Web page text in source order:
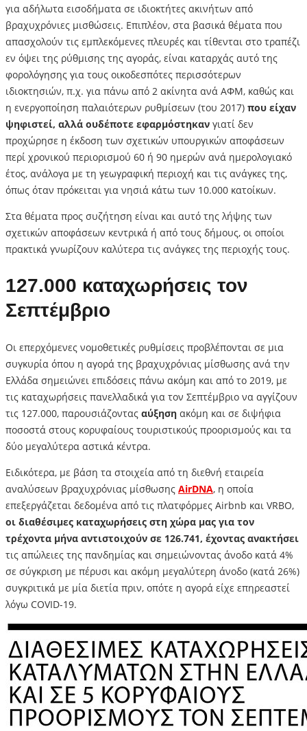
για αδήλωτα εισοδήματα σε ιδιοκτήτες ακινήτων από
βραχυχρόνιες μισθώσεις. Επιπλέον, στα βασικά θέματα που
απασχολούν τις εμπλεκόμενες πλευρές και τίθενται στο τραπέζι
εν όψει της ρύθμισης της αγοράς, είναι καταρχάς αυτό της
φορολόγησης για τους οικοδεσπότες περισσότερων
ιδιοκτησιών, π.χ. για πάνω από 2 ακίνητα ανά ΑΦΜ, καθώς και
η ενεργοποίηση παλαιότερων ρυθμίσεων (του 2017) που είχαν
ψηφιστεί, αλλά ουδέποτε εφαρμόστηκαν γιατί δεν
προχώρησε η έκδοση των σχετικών υπουργικών αποφάσεων
περί χρονικού περιορισμού 60 ή 90 ημερών ανά ημερολογιακό
έτος, ανάλογα με τη γεωγραφική περιοχή και τις ανάγκες της,
όπως όταν πρόκειται για νησιά κάτω των 10.000 κατοίκων.
Στα θέματα προς συζήτηση είναι και αυτό της λήψης των
σχετικών αποφάσεων κεντρικά ή από τους δήμους, οι οποίοι
πρακτικά γνωρίζουν καλύτερα τις ανάγκες της περιοχής τους.
127.000 καταχωρήσεις τον
Σεπτέμβριο
Οι επερχόμενες νομοθετικές ρυθμίσεις προβλέπονται σε μια
συγκυρία όπου η αγορά της βραχυχρόνιας μίσθωσης ανά την
Ελλάδα σημειώνει επιδόσεις πάνω ακόμη και από το 2019, με
τις καταχωρήσεις πανελλαδικά για τον Σεπτέμβριο να αγγίζουν
τις 127.000, παρουσιάζοντας αύξηση ακόμη και σε διψήφια
ποσοστά στους κορυφαίους τουριστικούς προορισμούς και τα
δύο μεγαλύτερα αστικά κέντρα.
Ειδικότερα, με βάση τα στοιχεία από τη διεθνή εταιρεία
αναλύσεων βραχυχρόνιας μίσθωσης AirDNA, η οποία
επεξεργάζεται δεδομένα από τις πλατφόρμες Airbnb και VRBO,
οι διαθέσιμες καταχωρήσεις στη χώρα μας για τον
τρέχοντα μήνα αντιστοιχούν σε 126.741, έχοντας ανακτήσει
τις απώλειες της πανδημίας και σημειώνοντας άνοδο κατά 4%
σε σύγκριση με πέρυσι και ακόμη μεγαλύτερη άνοδο (κατά 26%)
συγκριτικά με μία διετία πριν, οπότε η αγορά είχε επηρεαστεί
λόγω COVID-19.